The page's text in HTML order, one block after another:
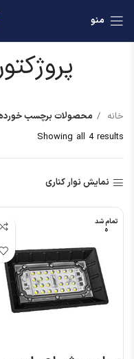
منو
خانه
محصولات برچسب خورده
Showing all 4 results
نمایش نوار کناری
تمام شد
ه